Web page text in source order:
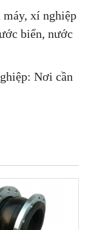
máy, xí nghiệp
biển, nước
Nơi cần